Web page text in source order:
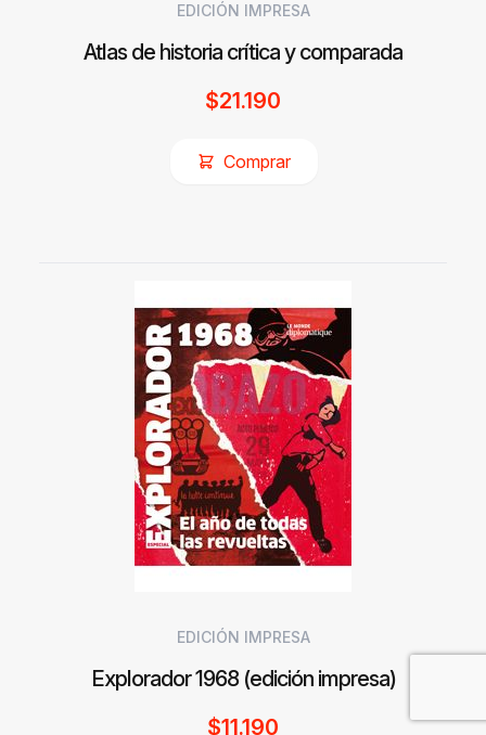
EDICIÓN IMPRESA
Atlas de historia crítica y comparada
$21.190
Comprar
EDICIÓN IMPRESA
Explorador 1968 (edición impresa)
$11.190